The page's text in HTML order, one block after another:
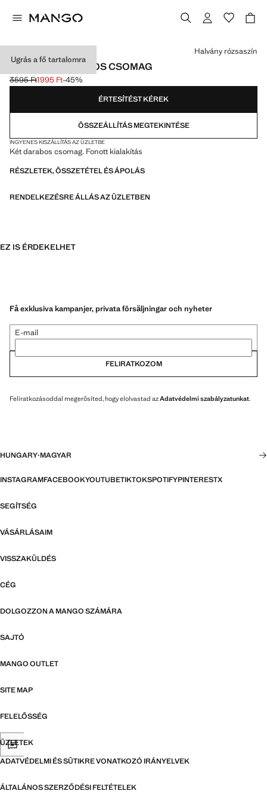
Ugrás a fő tartalomra
DIADÉMOK, 2 DB-OS CSOMAG
Kezdeti ár áthúzva [3595 Ft ]
3595 Ft
Jelenlegi ár [1995 Ft ]
1995 Ft-45%
Válassz egy színt
Halvány rózsaszín
ÉRTESÍTÉST KÉREK
ÖSSZEÁLLÍTÁS MEGTEKINTÉSE
INGYENES KISZÁLLÍTÁS AZ ÜZLETBE
Két darabos csomag. Fonott kialakítás
RÉSZLETEK, ÖSSZETÉTEL ÉS ÁPOLÁS
RENDELKEZÉSRE ÁLLÁS AZ ÜZLETBEN
EZ IS ÉRDEKELHET
Få exklusiva kampanjer, privata försäljningar och nyheter
E-mail
FELIRATKOZOM
Feliratkozásoddal megerősíted, hogy elolvastad azAdatvédelmi szabályzatunkat.
HUNGARY·MAGYAR
INSTAGRAMFACEBOOKYOUTUBETIKTOKSPOTIFYPINTERESTX
SEGÍTSÉG
VÁSÁRLÁSAIM
VISSZAKÜLDÉS
CÉG
DOLGOZZON A MANGO SZÁMÁRA
SAJTÓ
MANGO OUTLET
SITE MAP
FELELŐSSÉG
ÜZLETEK
ADATVÉDELMI ÉS SÜTIKRE VONATKOZÓ IRÁNYELVEK
ÁLTALÁNOS SZERZŐDÉSI FELTÉTELEK